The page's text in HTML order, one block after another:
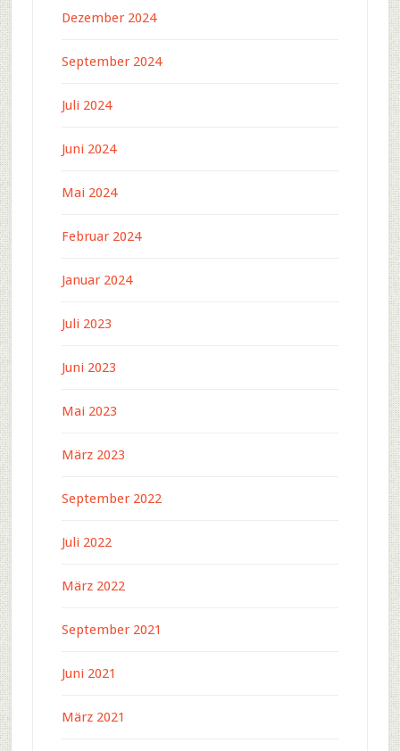
Dezember 2024
September 2024
Juli 2024
Juni 2024
Mai 2024
Februar 2024
Januar 2024
Juli 2023
Juni 2023
Mai 2023
März 2023
September 2022
Juli 2022
März 2022
September 2021
Juni 2021
März 2021